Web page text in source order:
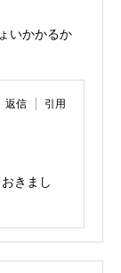
いかかるか
返信 引用
きまし